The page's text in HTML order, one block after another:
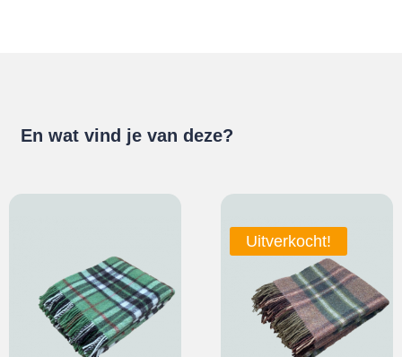
En wat vind je van deze?
Uitverkocht!